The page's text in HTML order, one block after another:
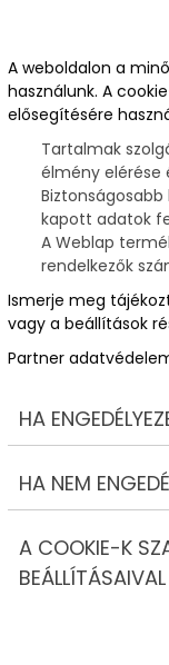
hogy
A weboldalon a
használunk. A
elősegítésére
Tartalmak
élmény elérése
kapott adatok
A Weblap
rendelkezők
Ismerje meg
vagy a beállítások
Partner
HA
HA NEM
A COOKIE-K
BEÁLLÍTÁSAIVAL